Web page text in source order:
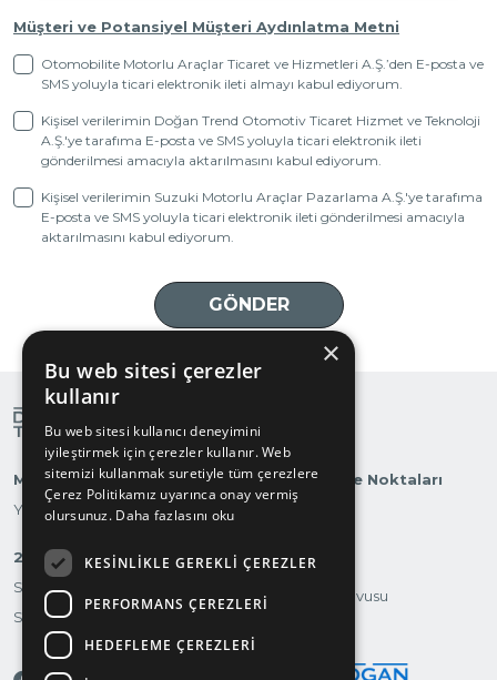
Müşteri ve Potansiyel Müşteri Aydınlatma Metni
Otomobilite Motorlu Araçlar Ticaret ve Hizmetleri A.Ş.’den E-posta ve
SMS yoluyla ticari elektronik ileti almayı kabul ediyorum.
Kişisel verilerimin Doğan Trend Otomotiv Ticaret Hizmet ve Teknoloji
A.Ş.'ye tarafıma E-posta ve SMS yoluyla ticari elektronik ileti
gönderilmesi amacıyla aktarılmasını kabul ediyorum.
Kişisel verilerimin Suzuki Motorlu Araçlar Pazarlama A.Ş.'ye tarafıma
E-posta ve SMS yoluyla ticari elektronik ileti gönderilmesi amacıyla
aktarılmasını kabul ediyorum.
Markalarımız
Yatırımcı İlişkileri
Otomobilite Noktaları
2.El
Suvmarket
Scootermarket
Test Sürüşü
Servis Randevusu
×
Bu web sitesi çerezler
kullanır
Bu web sitesi kullanıcı deneyimini
iyileştirmek için çerezler kullanır. Web
sitemizi kullanmak suretiyle tüm çerezlere
Çerez Politikamız uyarınca onay vermiş
olursunuz. Daha fazlasını oku
KESINLIKLE GEREKLI ÇEREZLER
PERFORMANS ÇEREZLERI
HEDEFLEME ÇEREZLERI